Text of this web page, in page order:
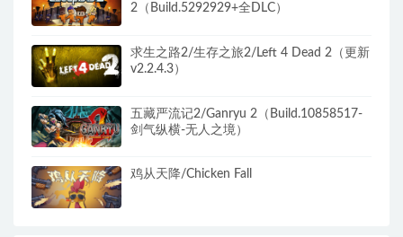
2（Build.5292929+全DLC）
求生之路2/生存之旅2/Left 4 Dead 2（更新
v2.2.4.3）
五藏严流记2/Ganryu 2（Build.10858517-
剑气纵横-无人之境）
鸡从天降/Chicken Fall